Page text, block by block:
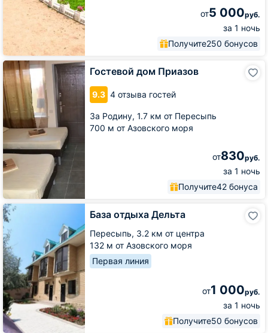
от5 000руб.
за 1 ночь
Получите250 бонусов
Гостевой дом Приазов
9.3 4 отзыва гостей
За Родину, 1.7 км от Пересыпь
700 м от Азовского моря
от830руб.
за 1 ночь
Получите42 бонуса
Гостевой
дом
Приазов
База отдыха Дельта
Пересыпь, 3.2 км от центра
132 м от Азовского моря
Первая линия
от1 000руб.
за 1 ночь
Получите50 бонусов
База
отдыха
Дельта